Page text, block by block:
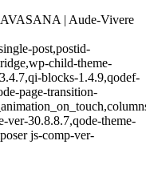
| Aude-Vivere
post,postid-
child-theme-
blocks-1.4.9,qodef-
page-transition-
ver-30.8.8.7,qode-theme-
js-comp-ver-